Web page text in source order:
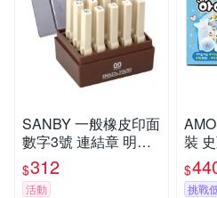
SANBY 一般橡皮印面
數字3號 連結章 明朝
體 /組 EN-S3
$312
活動
裝
三
BL
$
挑戰